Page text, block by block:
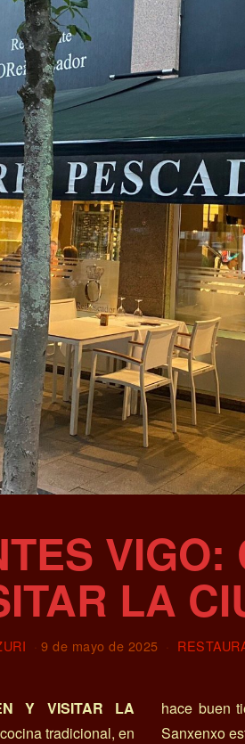
LA
9 de mayo de 2025
Y VISITAR LA
tradicional, en
hace buen
Sanxenxo